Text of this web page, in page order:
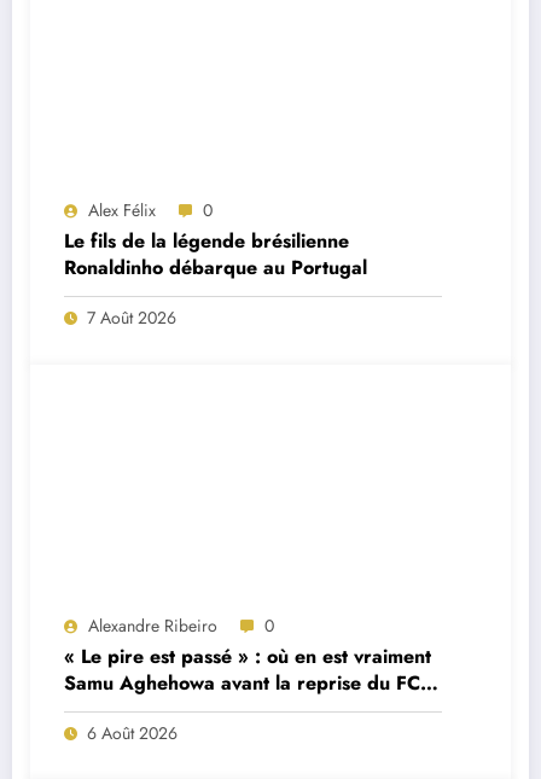
Alex Félix 0
Le fils de la légende brésilienne
Ronaldinho débarque au Portugal
7 Août 2026
Alexandre Ribeiro 0
« Le pire est passé » : où en est vraiment
Samu Aghehowa avant la reprise du FC
Porto ?
6 Août 2026